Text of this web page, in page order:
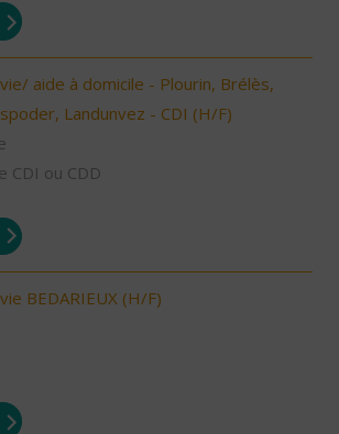
aide à domicile - Plourin, Brélès,
Landunvez - CDI (H/F)
CDI ou CDD
BEDARIEUX (H/F)